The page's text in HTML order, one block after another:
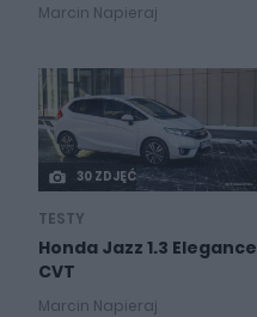
Marcin Napieraj
30 ZDJĘĆ
TESTY
Honda Jazz 1.3 Elegance
CVT
Marcin Napieraj